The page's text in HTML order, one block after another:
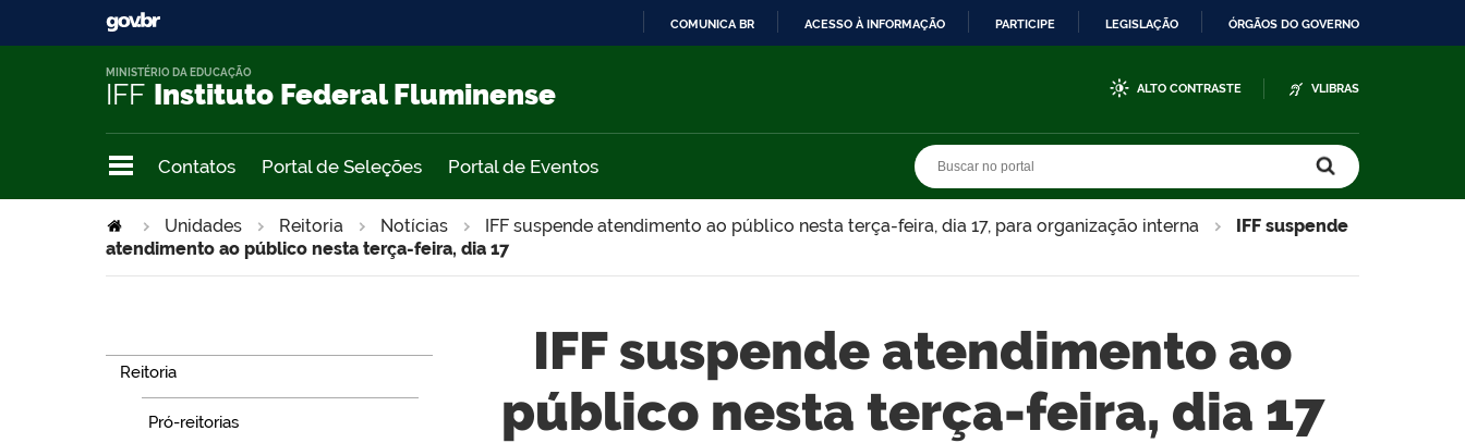
COMUNICA BR ACESSO À INFORMAÇÃO PARTICIPE LEGISLAÇÃO ÓRGÃOS DO GOVERNO
IFF Instituto Federal Fluminense
MINISTÉRIO DA EDUCAÇÃO
ALTO CONTRASTE VLIBRAS
Contatos Portal de Seleções Portal de Eventos
Unidades Reitoria Notícias IFF suspende atendimento ao público nesta terça-feira, dia 17, para organização interna
>
IFF suspende
atendimento ao público nesta terça-feira, dia 17
Reitoria
Pró-reitorias
IFF suspende atendimento ao
público nesta terça-feira, dia 17